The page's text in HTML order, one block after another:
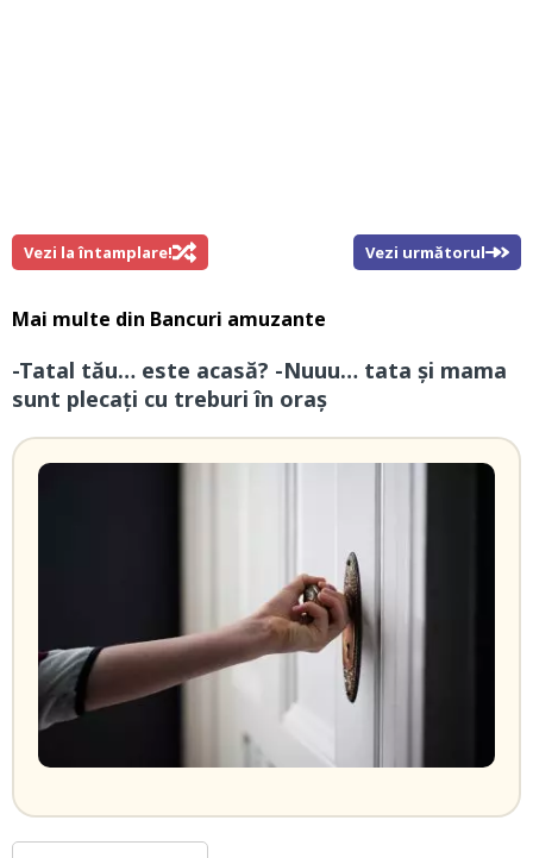
Vezi la întamplare! Vezi următorul
Mai multe din Bancuri amuzante
-Tatal tău… este acasă? -Nuuu… tata și mama
sunt plecați cu treburi în oraș